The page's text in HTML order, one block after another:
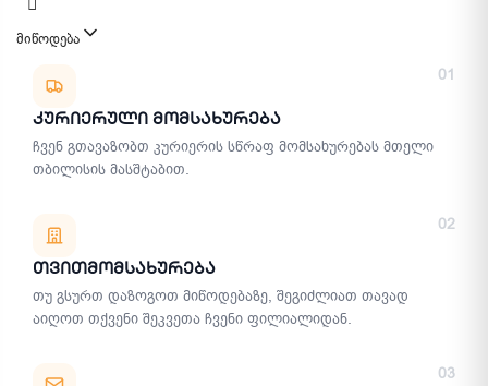
მიწოდება
01
Კურიერული Მომსახურება
ჩვენ გთავაზობთ კურიერის სწრაფ მომსახურებას მთელი
თბილისის მასშტაბით.
02
Თვითმომსახურება
თუ გსურთ დაზოგოთ მიწოდებაზე, შეგიძლიათ თავად
აიღოთ თქვენი შეკვეთა ჩვენი ფილიალიდან.
03